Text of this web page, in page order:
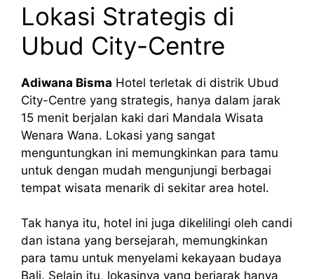
Lokasi Strategis di
Ubud City-Centre
Adiwana Bisma Hotel terletak di distrik Ubud
City-Centre yang strategis, hanya dalam jarak
15 menit berjalan kaki dari Mandala Wisata
Wenara Wana. Lokasi yang sangat
menguntungkan ini memungkinkan para tamu
untuk dengan mudah mengunjungi berbagai
tempat wisata menarik di sekitar area hotel.
Tak hanya itu, hotel ini juga dikelilingi oleh candi
dan istana yang bersejarah, memungkinkan
para tamu untuk menyelami kekayaan budaya
Bali. Selain itu, lokasinya yang berjarak hanya